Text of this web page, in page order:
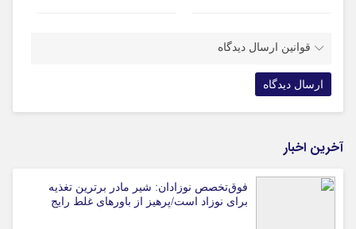
قوانین ارسال دیدگاه
آخرین اخبار
فوق‌تخصص نوزادان: شیر مادر برترین تغذیه
برای نوزاد است/پرهیز از باورهای غلط رایج